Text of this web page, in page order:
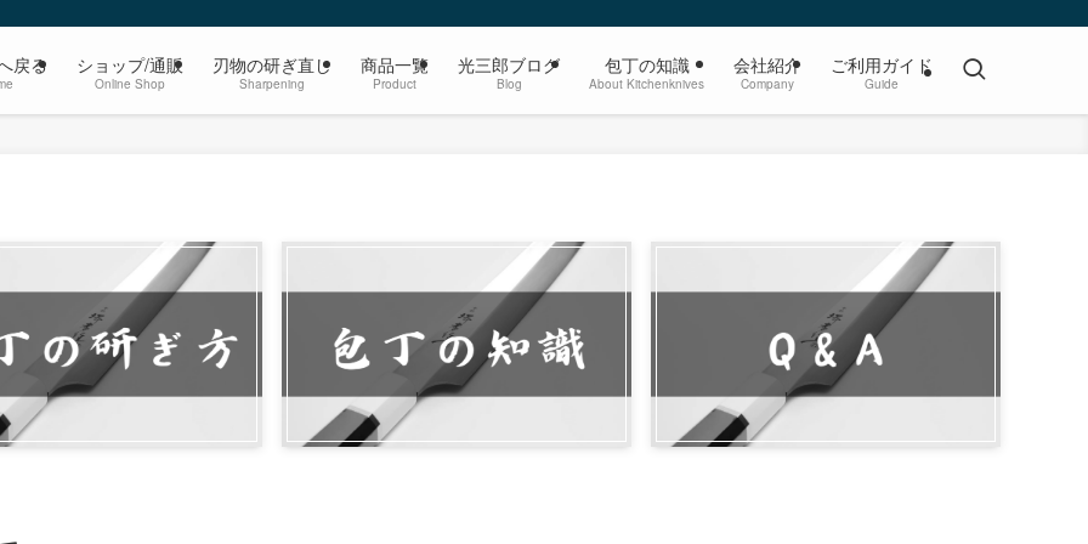
戻る ショップ/通販
Online Shop
刃物の研ぎ直し
Sharpening
商品一覧
Product
光三郎ブログ
Blog
包丁の知識
About Kitchenknives
会社紹介
Company
ご利用ガイド
Guide